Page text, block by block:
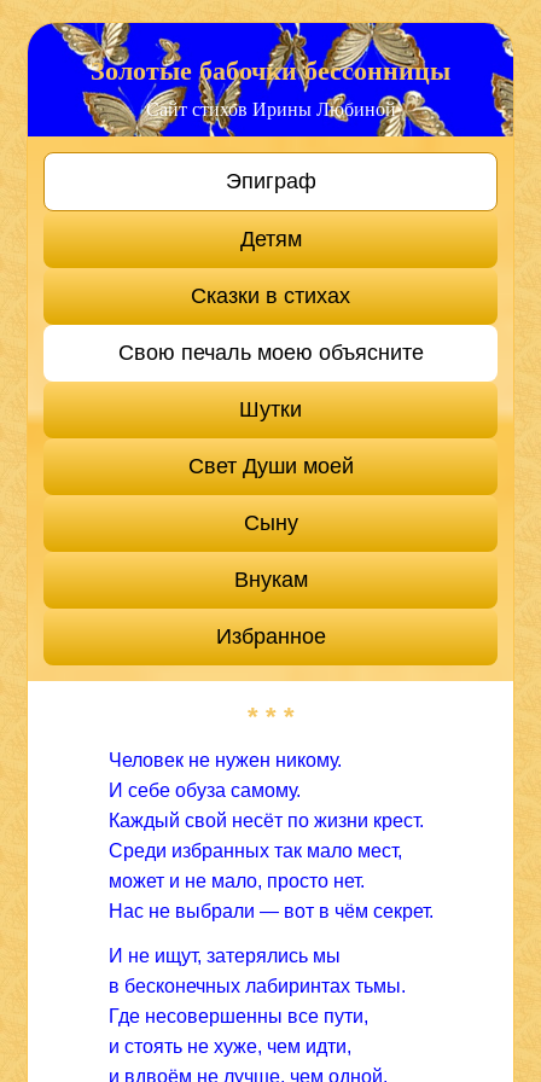
Золотые бабочки бессонницы
Сайт стихов Ирины Любиной
Эпиграф
Детям
Сказки в стихах
Свою печаль моею объясните
Шутки
Свет Души моей
Сыну
Внукам
Избранное
* * *
Человек не нужен никому.
И себе обуза самому.
Каждый свой несёт по жизни крест.
Среди избранных так мало мест,
может и не мало, просто нет.
Нас не выбрали — вот в чём секрет.
И не ищут, затерялись мы
в бесконечных лабиринтах тьмы.
Где несовершенны все пути,
и стоять не хуже, чем идти,
и вдвоём не лучше, чем одной.